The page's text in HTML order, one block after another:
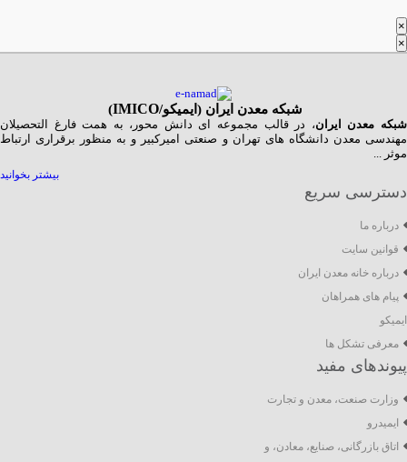
×
×
شبکه معدن ایران (ایمیکو/IMICO
)
شبکه معدن ایران، در قالب مجموعه ای دانش محور، به همت فارغ­ التحصیلان
مهندسی معدن دانشگاه ­های تهران و صنعتی امیرکبیر و به منظور برقراری ارتباط
موثر ...
بیشتر بخوانید
دسترسی سریع
درباره ما
قوانین سایت
درباره خانه معدن ایران
پیام های همراهان
ایمیکو
معرفی تشکل ها
پیوندهای مفید
وزارت صنعت، معدن و تجارت
ایمیدرو
اتاق بازرگانی، صنایع، معادن، و